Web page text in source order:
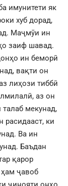
имунитети як
хуб дорад,
Маҷмӯи ин
заиф шавад.
ин беморӣ
вақти он
лиҳози тиббӣ
аз он
мекунад,
расидааст, ки
Ва ин
Баъдан
қарор
ҷавоб